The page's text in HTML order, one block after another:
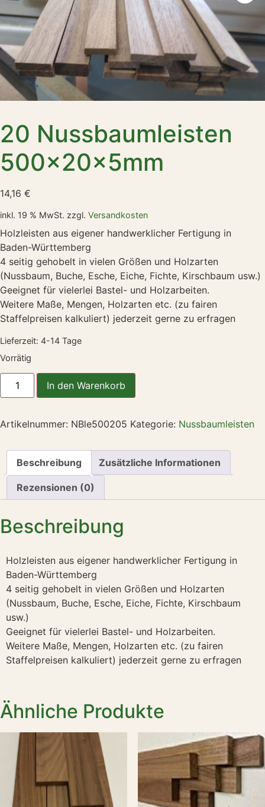
20 Nussbaumleisten
500x20x5mm
14,16 €
inkl. 19 % MwSt. zzgl. Versandkosten
Holzleisten aus eigener handwerklicher Fertigung in
Baden-Württemberg
4 seitig gehobelt in vielen Größen und Holzarten
(Nussbaum, Buche, Esche, Eiche, Fichte, Kirschbaum usw.)
Geeignet für vielerlei Bastel- und Holzarbeiten.
Weitere Maße, Mengen, Holzarten etc. (zu fairen
Staffelpreisen kalkuliert) jederzeit gerne zu erfragen
Lieferzeit: 4-14 Tage
Vorrätig
In den Warenkorb
Artikelnummer: NBle500205 Kategorie: Nussbaumleisten
Beschreibung Zusätzliche Informationen
Rezensionen (0)
Beschreibung
Holzleisten aus eigener handwerklicher Fertigung in
Baden-Württemberg
4 seitig gehobelt in vielen Größen und Holzarten
(Nussbaum, Buche, Esche, Eiche, Fichte, Kirschbaum
usw.)
Geeignet für vielerlei Bastel- und Holzarbeiten.
Weitere Maße, Mengen, Holzarten etc. (zu fairen
Staffelpreisen kalkuliert) jederzeit gerne zu erfragen
Ähnliche Produkte